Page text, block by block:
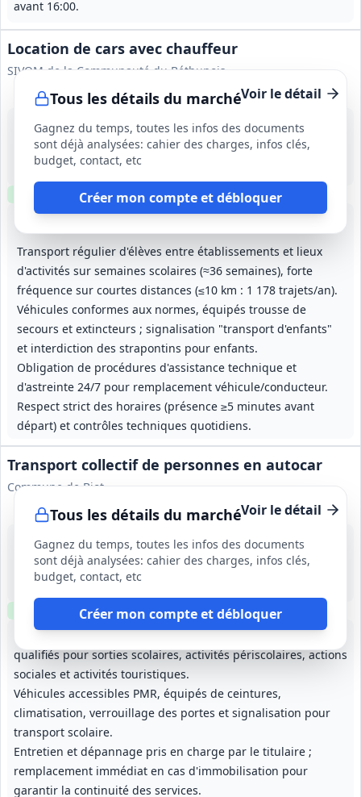
avant 16:00.
Tous les détails du marché
Gagnez du temps, toutes les infos des documents
sont déjà analysées: cahier des charges, infos clés,
budget, contact, etc
Créer mon compte et débloquer
Location de cars avec chauffeur
SIVOM de la Communauté du Béthunois
Voir le détail
Transport régulier d'élèves entre établissements et lieux
d'activités sur semaines scolaires (≈36 semaines), forte
fréquence sur courtes distances (≤10 km : 1 178 trajets/an).
Véhicules conformes aux normes, équipés trousse de
secours et extincteurs ; signalisation "transport d'enfants"
et interdiction des strapontins pour enfants.
Obligation de procédures d'assistance technique et
d'astreinte 24/7 pour remplacement véhicule/conducteur.
Respect strict des horaires (présence ≥5 minutes avant
départ) et contrôles techniques quotidiens.
11 sept. 2026
Communauté du Béthunois (62)
400 000 €
Clause environnementale
Tous les détails du marché
Gagnez du temps, toutes les infos des documents
sont déjà analysées: cahier des charges, infos clés,
budget, contact, etc
Créer mon compte et débloquer
Transport collectif de personnes en autocar
Commune de Biot
Voir le détail
Mise à disposition de véhicules équipés et chauffeurs
qualifiés pour sorties scolaires, activités périscolaires, actions
sociales et activités touristiques.
Véhicules accessibles PMR, équipés de ceintures,
climatisation, verrouillage des portes et signalisation pour
transport scolaire.
Entretien et dépannage pris en charge par le titulaire ;
remplacement immédiat en cas d'immobilisation pour
garantir la continuité des services.
25 août 2026
Biot (06)
200 000 €
Clause environnementale Clause sociale